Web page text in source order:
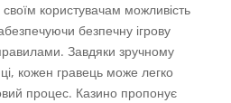
користувачам можливість
безпечну ігрову
Завдяки зручному
кожен гравець може легко
процес. Казино пропонує